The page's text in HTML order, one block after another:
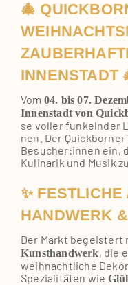
🎄
INNENSTADT
Vom 04. bis 07.
Innen­stadt von
se vol­ler fun­keln­der
nen. Der
Besucher:innen ein,
Kuli­na­rik und Musik
✨
HANDWERK
Der Markt begeis­tert
Kunst­hand­werk, die
weih­nacht­li­che
Spe­zia­li­tä­ten wie